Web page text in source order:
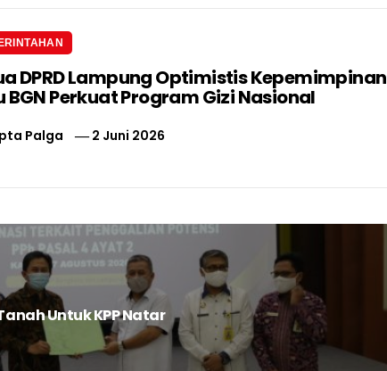
DPRD Lampung Optimistis Kepemimpinan
BGN Perkuat Program Gizi Nasional
Palga 2 Juni 2026
Untuk KPP Natar